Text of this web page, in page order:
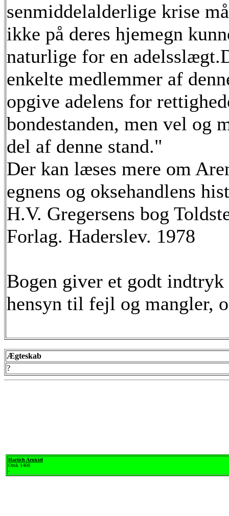
senmiddelalderlige krise
ikke på deres hjemegn
naturlige for en
enkelte medlemmer af
opgive adelens for
bondestanden, men vel og
del af denne stand."
Der kan læses mere om
egnens og oksehandlens
H.V. Gregersens bog
Forlag. Haderslev. 1978
Bogen giver et godt
hensyn til fejl og mangler,
Ægteskab
?
Hartich Arnkiel
Omk 1400
-